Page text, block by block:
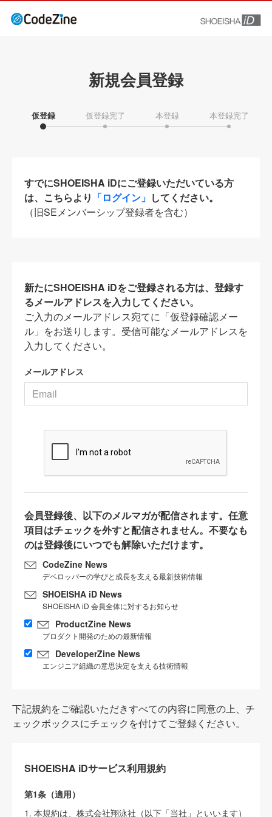
新規会員登録
仮登録 仮登録完了 本登録 本登録完了
すでにSHOEISHA iDにご登録いただいている方
は、こちらより 「ログイン」 してください。
（旧SEメンバーシップ登録者を含む）
新たにSHOEISHA iDをご登録される方は、登録す
るメールアドレスを入力してください。
ご入力のメールアドレス宛てに「仮登録確認メー
ル」をお送りします。受信可能なメールアドレスを
入力してください。
メールアドレス
会員登録後、以下のメルマガが配信されます。任意
項目はチェックを外すと配信されません。不要なも
のは登録後にいつでも解除いただけます。
CodeZine News
デベロッパーの学びと成長を支える最新技術情報
SHOEISHA iD News
SHOEISHA iD 会員全体に対するお知らせ
ProductZine News
プロダクト開発のための最新情報
DeveloperZine News
エンジニア組織の意思決定を支える技術情報
下記規約をご確認いただきすべての内容に同意の上、チ
ェックボックスにチェックを付けてご登録ください。
SHOEISHA iDサービス利用規約
第1条（適用）
1. 本規約は、株式会社翔泳社（以下「当社」といいます）